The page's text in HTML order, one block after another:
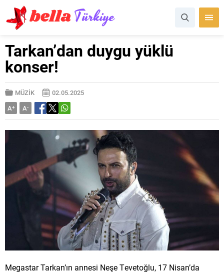
Tarkan’dan duygu yüklü
konser!
MÜZİK
02.05.2025
A+ A-
Megastar Tarkan’ın annesi Neşe Tevetoğlu, 17 Nisan’da